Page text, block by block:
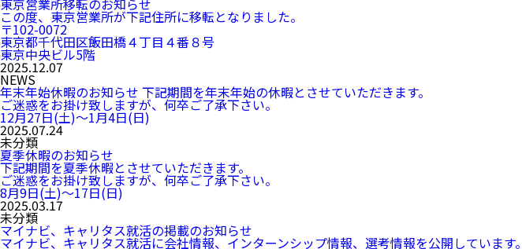
東京営業所移転のお知らせ
この度、東京営業所が下記住所に移転となりました。
〒102-0072
東京都千代田区飯田橋４丁目４番８号
東京中央ビル5階
2025.12.07
NEWS
年末年始休暇のお知らせ 下記期間を年末年始の休暇とさせていただきます。
ご迷惑をお掛け致しますが、何卒ご了承下さい。
12月27日(土)～1月4日(日)
2025.07.24
未分類
夏季休暇のお知らせ
下記期間を夏季休暇とさせていただきます。
ご迷惑をお掛け致しますが、何卒ご了承下さい。
8月9日(土)～17日(日)
2025.03.17
未分類
マイナビ、キャリタス就活の掲載のお知らせ
マイナビ、キャリタス就活に会社情報、インターンシップ情報、選考情報を公開しています。